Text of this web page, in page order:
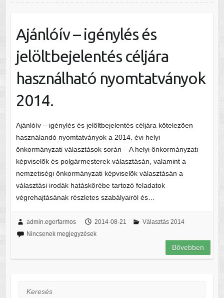
Ajánlóív – igénylés és
jelöltbejelentés céljára
használható nyomtatványok
2014.
Ajánlóív – igénylés és jelöltbejelentés céljára kötelezõen
használandó nyomtatványok a 2014. évi helyi
önkormányzati választások során – A helyi önkormányzati
képviselõk és polgármesterek választásán, valamint a
nemzetiségi önkormányzati képviselõk választásán a
választási irodák hatáskörébe tartozó feladatok
végrehajtásának részletes szabályairól és…
admin.egerfarmos 2014-08-21
Választás 2014
Nincsenek megjegyzések
Bővebben
Keresés